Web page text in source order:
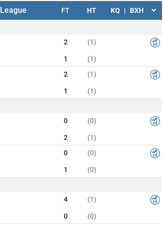
FT HT KQ | BXH
2 (1)
1 (1)
2 (1)
1
(1)
0 (0)
2 (1)
0 (0)
1
(0)
4 (1)
0 (0)